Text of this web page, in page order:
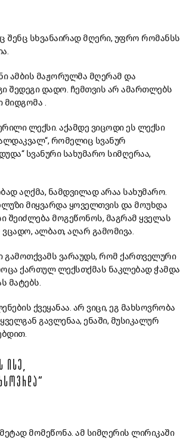
შენც სხვანაირად მღერი, უფრო რომანსს
ამბის მაჟორულმა მღერამ და
შედეგი დადო. ჩემთვის არ ამართლებს
მიდგომა .
ლექსი. აქამდე ვიცოდი ეს ლექსი
რომელიც სვანურ
სვანური სახუმარო სიმღერაა,
აღქმა, ნამდვილად არაა სახუმარო.
მიყვარდა ყოველთვის და მოუხდა
შეიძლება მოგეწონოს, მაგრამ ყველას
ალბათ, აღარ გამომივა.
გამოთქვამს ვარაუდს, რომ ქართველური
ქართულ ლექსთქმას ნაკლებად ჭამდა
მატებს.
ქვეყანაა. არ ვიცი, ეგ მახსოვრობა
გავლენაა, ენაში, მუსიკალურ
ᲘᲡᲔ,
მომეწონა. ამ სიმღერის ლირიკაში